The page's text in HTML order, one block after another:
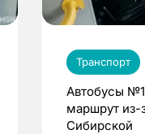
Транспорт
Автобусы
маршрут из-
Сибирской